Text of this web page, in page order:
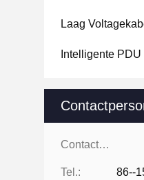
Laag
Intelligente PDU
Contactpersonen:
Tel.: 86--